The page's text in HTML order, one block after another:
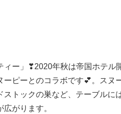
ー」❣2020年秋は帝国ホテル
ピーとのコラボです💕。スヌ
トックの巣など、テーブルに
がります。